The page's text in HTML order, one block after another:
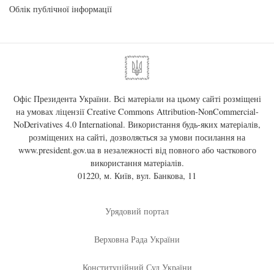
Облік публічної інформації
Офіс Президента України. Всі матеріали на цьому сайті розміщені
на умовах ліцензії Creative Commons Attribution-NonCommercial-
NoDerivatives 4.0 International. Використання будь-яких матеріалів,
розміщених на сайті, дозволяється за умови посилання на
www.president.gov.uaв незалежності від повного або часткового
використання матеріалів.
01220, м. Київ, вул. Банкова, 11
Урядовий портал
Верховна Рада України
Конституційний Суд України